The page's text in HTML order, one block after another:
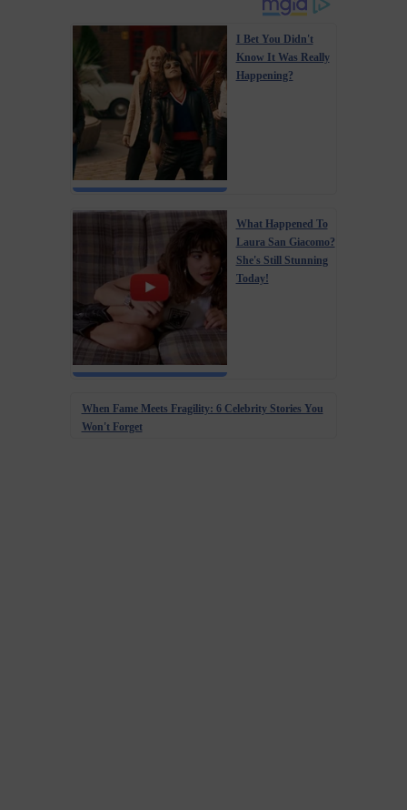
I Bet You Didn't
Know It Was Really
Happening?
What Happened To
Laura San Giacomo?
She's Still Stunning
Today!
When Fame Meets Fragility: 6 Celebrity Stories You
Won't Forget